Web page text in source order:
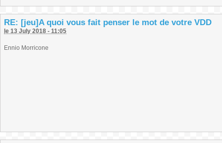
RE: [jeu]A quoi vous fait penser le mot de votre VDD
le 13 July 2018 - 11:05
Ennio Morricone